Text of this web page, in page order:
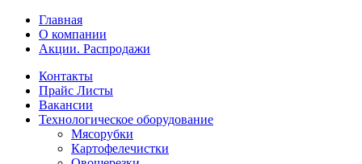
Главная
О компании
Акции. Распродажи
Контакты
Прайс Листы
Вакансии
Технологическое оборудование
Мясорубки
Картофелечистки